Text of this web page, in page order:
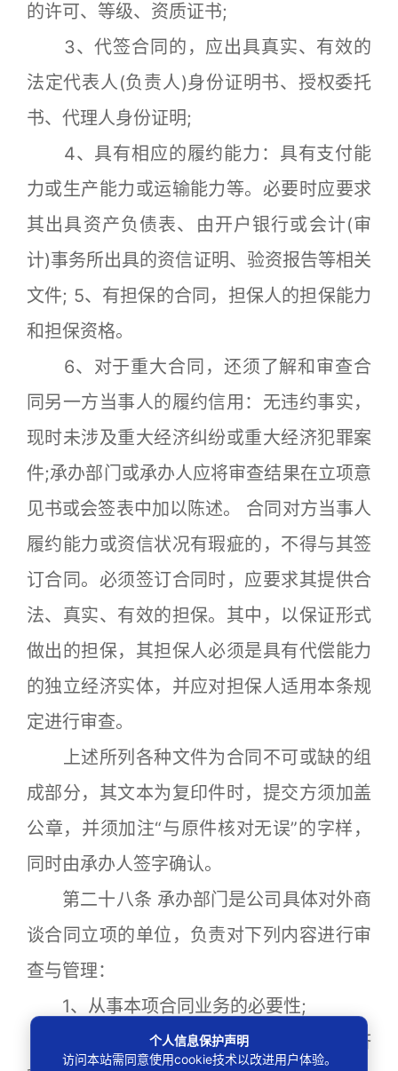
的许可、等级、资质证书;
3、代签合同的，应出具真实、有效的
法定代表人(负责人)身份证明书、授权委托
书、代理人身份证明;
4、具有相应的履约能力：具有支付能
力或生产能力或运输能力等。必要时应要求
其出具资产负债表、由开户银行或会计(审
计)事务所出具的资信证明、验资报告等相关
文件; 5、有担保的合同，担保人的担保能力
和担保资格。
6、对于重大合同，还须了解和审查合
同另一方当事人的履约信用：无违约事实，
现时未涉及重大经济纠纷或重大经济犯罪案
件;承办部门或承办人应将审查结果在立项意
见书或会签表中加以陈述。 合同对方当事人
履约能力或资信状况有瑕疵的，不得与其签
订合同。必须签订合同时，应要求其提供合
法、真实、有效的担保。其中，以保证形式
做出的担保，其担保人必须是具有代偿能力
的独立经济实体，并应对担保人适用本条规
定进行审查。
上述所列各种文件为合同不可或缺的组
成部分，其文本为复印件时，提交方须加盖
公章，并须加注“与原件核对无误”的字样，
同时由承办人签字确认。
第二十八条 承办部门是公司具体对外商
谈合同立项的单位，负责对下列内容进行审
查与管理：
1、从事本项合同业务的必要性;
2、从事本项合同业务可行性(包括经济
个人信息保护声明
访问本站需同意使用cookie技术以改进用户体验。